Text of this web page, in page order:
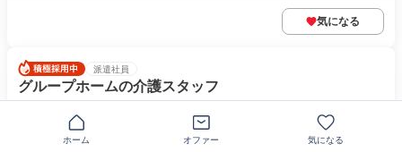
気になる
派遣社員
グループホームの介護スタッフ
お仕事を始めた方の定着率87%！上場グループで安定の環境だか
ら長く働ける
ホーム オファー 気になる